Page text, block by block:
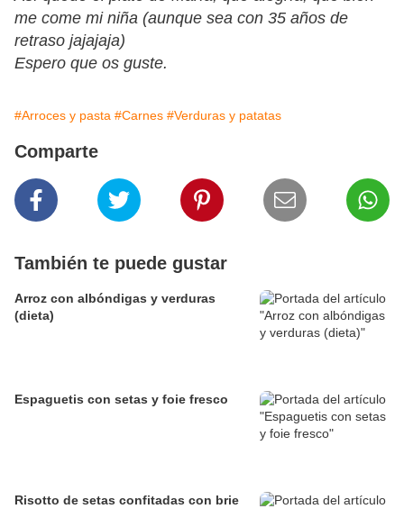
me come mi niña (aunque sea con 35 años de
retraso jajajaja)
Espero que os guste.
#Arroces y pasta #Carnes #Verduras y patatas
Comparte
También te puede gustar
Arroz con albóndigas y verduras
(dieta)
Espaguetis con setas y foie fresco
Risotto de setas confitadas con brie